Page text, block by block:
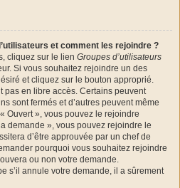
et comment les rejoindre ?
cliquez sur le lien Groupes d’utilisateurs
Si vous souhaitez rejoindre un des
et cliquez sur le bouton approprié.
pas en libre accès. Certains peuvent
sont fermés et d’autres peuvent même
Ouvert », vous pouvez le rejoindre
demande », vous pouvez rejoindre le
d’être approuvée par un chef de
pourquoi vous souhaitez rejoindre
ou non votre demande.
s’il annule votre demande, il a sûrement